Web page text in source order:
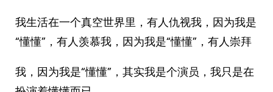
我生活在一个真空世界里，有人仇视我，因为我是
“懂懂”，有人羡慕我，因为我是“懂懂”，有人崇拜
我，因为我是“懂懂”，其实我是个演员，我只是在